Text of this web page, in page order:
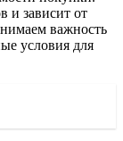
и зависит от
важность
условия для